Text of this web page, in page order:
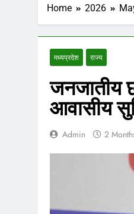
Home 2026
मध्‍यप्रदेश राज्य
जनजातीय
आवासीय
Admin 2